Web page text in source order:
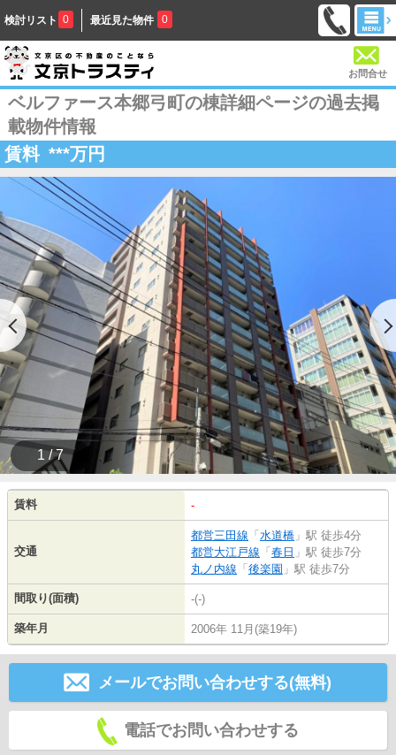
検討リスト 0 最近見た物件 0
お問合せ
ベルファース本郷弓町の棟詳細ページの過去掲
載物件情報
賃料 ***万円
1 / 7
賃料 -
交通
都営三田線 「 水道橋 」駅 徒歩4分
都営大江戸線 「 春日 」駅 徒歩7分
丸ノ内線 「 後楽園 」駅 徒歩7分
間取り(面積) -(-)
築年月 2006年 11月(築19年)
メールでお問い合わせする(無料)
電話でお問い合わせする